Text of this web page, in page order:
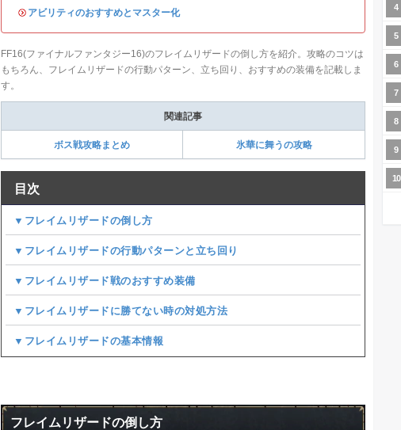
・ アビリティのおすすめとマスター化
FF16(ファイナルファンタジー16)のフレイムリザードの倒し方を紹介。攻略のコツは
もちろん、フレイムリザードの行動パターン、立ち回り、おすすめの装備を記載しま
す。
関連記事
ボス戦攻略まとめ 氷華に舞うの攻略
目次
▼フレイムリザードの倒し方
▼フレイムリザードの行動パターンと立ち回り
▼フレイムリザード戦のおすすめ装備
▼フレイムリザードに勝てない時の対処方法
▼フレイムリザードの基本情報
フレイムリザードの倒し方